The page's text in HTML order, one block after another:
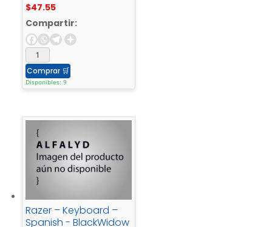
$47.55
Compartir:
Comprar 🛒
Disponibles: 9
Razer – Keyboard –
Spanish - BlackWidow